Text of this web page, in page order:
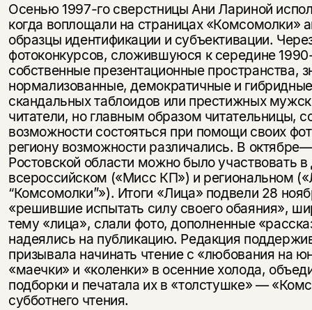
Осенью 1997-го сверстницы Ани Лариной
когда воплощали на страницах «Комсомолки»
образцы идентификации и субъективации.
фотоконкурсов, сложившуюся к середине
собственные презентационные пространства,
нормализованные, демократичные и
скандальных таблоидов или престижных
читатели, но главным образом читательницы,
возможности состояться при помощи своих
региону возможности различались. В
Ростовской области можно было участвовать в
всероссийском («Мисс КП») и региональном
“Комсомолки”»). Итоги «Лица» подвели 28
«решившие испытать силу своего обаяния»,
тему «лица», слали фото, дополненные
надеялись на публикацию. Редакция
призывала начинать чтение с «любования на
«маечки» и «коленки» в осенние холода,
подборки и печатала их в «толстушке» —
субботнего чтения.